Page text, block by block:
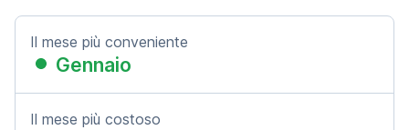
Il mese più conveniente
Gennaio
Il mese più costoso